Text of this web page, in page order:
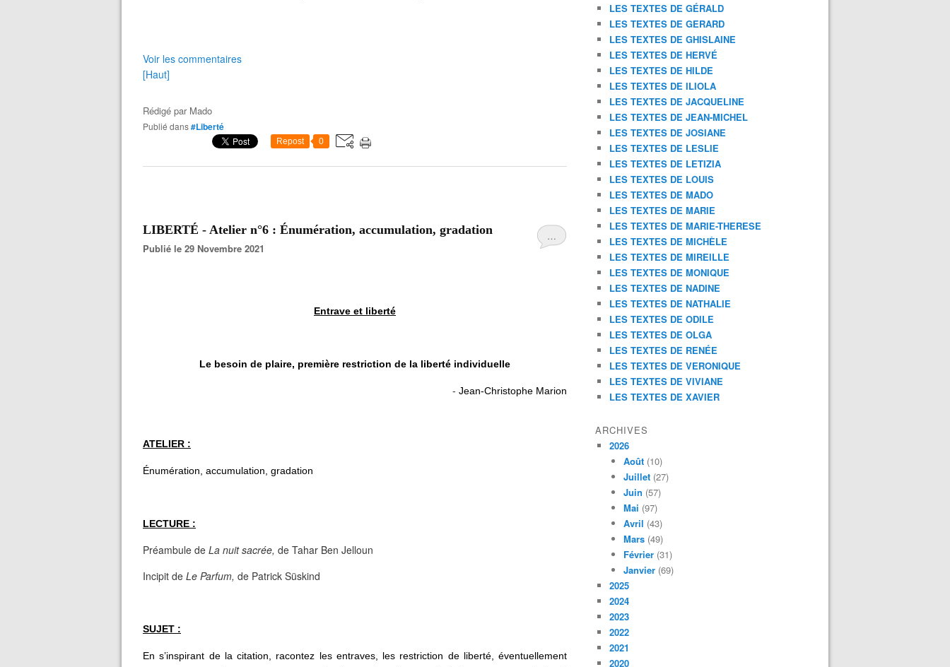
Voir les commentaires
[Haut]
Rédigé par Mado
Publié dans#Liberté
Repost 0
…
LIBERTÉ - Atelier n°6 : Énumération, accumulation, gradation
Publié le 29 Novembre 2021
Entrave et liberté
Le besoin de plaire, première restriction de la liberté individuelle
- Jean-Christophe Marion
ATELIER :
Énumération, accumulation, gradation
LECTURE :
Préambule de La nuit sacrée, de Tahar Ben Jelloun
Incipit de Le Parfum, de Patrick Süskind
SUJET :
En s’inspirant de la citation, racontez les entraves, les restriction de liberté, éventuellement
LES TEXTES DE GÉRALD
LES TEXTES DE GERARD
LES TEXTES DE GHISLAINE
LES TEXTES DE HERVÉ
LES TEXTES DE HILDE
LES TEXTES DE ILIOLA
LES TEXTES DE JACQUELINE
LES TEXTES DE JEAN-MICHEL
LES TEXTES DE JOSIANE
LES TEXTES DE LESLIE
LES TEXTES DE LETIZIA
LES TEXTES DE LOUIS
LES TEXTES DE MADO
LES TEXTES DE MARIE
LES TEXTES DE MARIE-THERESE
LES TEXTES DE MICHÈLE
LES TEXTES DE MIREILLE
LES TEXTES DE MONIQUE
LES TEXTES DE NADINE
LES TEXTES DE NATHALIE
LES TEXTES DE ODILE
LES TEXTES DE OLGA
LES TEXTES DE RENÉE
LES TEXTES DE VERONIQUE
LES TEXTES DE VIVIANE
LES TEXTES DE XAVIER
ARCHIVES
2026
Août (10)
Juillet (27)
Juin (57)
Mai (97)
Avril (43)
Mars (49)
Février (31)
Janvier (69)
2025
2024
2023
2022
2021
2020